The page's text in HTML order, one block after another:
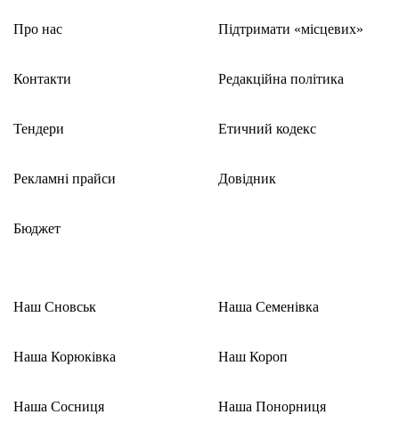
Про нас
Контакти
Тендери
Рекламні прайси
Бюджет
Підтримати «місцевих»
Редакційна політика
Етичний кодекс
Довідник
Наш Сновськ
Наша Корюківка
Наша Сосниця
Наша Семенівка
Наш Короп
Наша Понорниця